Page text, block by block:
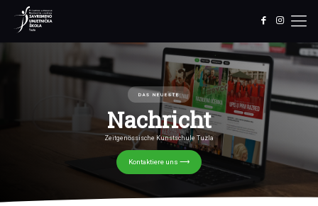
DAS NEUESTE
Nachricht
Zeitgenössische Kunstschule Tuzla
Kontaktiere uns ⟶